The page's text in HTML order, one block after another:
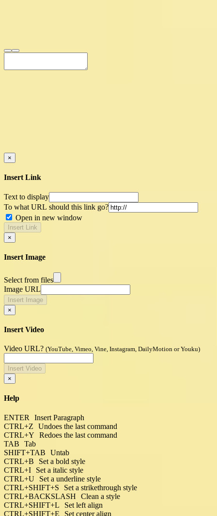
×
Insert Link
Text to display
To what URL should this link go?
Open in new window
Insert Link
×
Insert Image
Select from files
Image URL
Insert Image
×
Insert Video
Video URL? (YouTube, Vimeo, Vine, Instagram, DailyMotion or Youku)
Insert Video
×
Help
ENTER
Insert Paragraph
CTRL+Z
Undoes the last command
CTRL+Y
Redoes the last command
TAB
Tab
SHIFT+TAB
Untab
CTRL+B
Set a bold style
CTRL+I
Set a italic style
CTRL+U
Set a underline style
CTRL+SHIFT+S
Set a strikethrough style
CTRL+BACKSLASH
Clean a style
CTRL+SHIFT+L
Set left align
CTRL+SHIFT+E
Set center align